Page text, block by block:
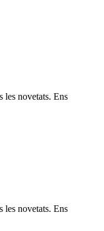
les novetats. Ens
les novetats. Ens